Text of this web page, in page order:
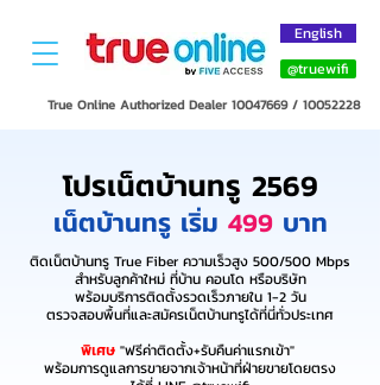
@truewifi
English
True Online Authorized Dealer10047669/ 10052228
โปรเน็ตบ้านทรู 2569
เน็ตบ้านทรู เริ่ม 499 บาท
ติดเน็ตบ้านทรู True Fiber ความเร็วสูง 500/500 Mbps
สำหรับลูกค้าใหม่ ที่บ้าน คอนโด หรือบริษัท
พร้อมบริการติดตั้งรวดเร็วภายใน 1-2 วัน
ตรวจสอบพื้นที่และสมัครเน็ตบ้านทรูได้ที่นี่ทั่วประเทศ
พิเศษ "ฟรีค่าติดตั้ง+รับคืนค่าแรกเข้า"
พร้อมการดูแลการขายจากเจ้าหน้าที่ฝ่ายขายโดยตรง